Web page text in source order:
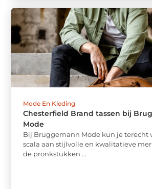
Mode En Kleding
Chesterfield Brand tassen bij
Mode
Bij Bruggemann Mode kun je terecht
scala aan stijlvolle en kwalitatieve
de pronkstukken ...